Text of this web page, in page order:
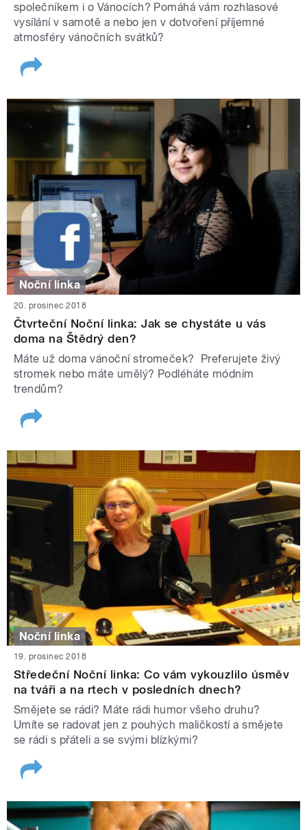
společníkem i o Vánocích? Pomáhá vám rozhlasové
vysílání v samotě a nebo jen v dotvoření příjemné
atmosféry vánočních svátků?
Noční linka
20. prosinec 2018
Čtvrteční Noční linka: Jak se chystáte u vás
doma na Štědrý den?
Máte už doma vánoční stromeček? Preferujete živý
stromek nebo máte umělý? Podléháte módním
trendům?
Noční linka
19. prosinec 2018
Středeční Noční linka: Co vám vykouzlilo úsměv
na tváři a na rtech v posledních dnech?
Smějete se rádi? Máte rádi humor všeho druhu?
Umíte se radovat jen z pouhých maličkostí a smějete
se rádi s přáteli a se svými blízkými?